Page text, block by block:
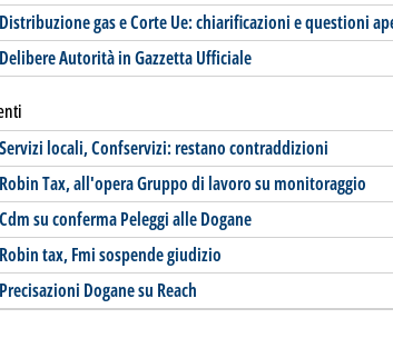
Distribuzione gas e Corte Ue: chiarificazioni e questioni
Delibere Autorità in Gazzetta Ufficiale
Servizi locali, Confservizi: restano contraddizioni
Robin Tax, all'opera Gruppo di lavoro su monitoraggio
Cdm su conferma Peleggi alle Dogane
Robin tax, Fmi sospende giudizio
Precisazioni Dogane su Reach